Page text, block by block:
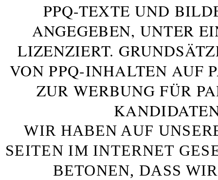
PPQ-TEXTE UND
ANGEGEBEN, UNTER
LIZENZIERT.
VON PPQ-INHALTEN AUF
ZUR WERBUNG FÜR
WIR HABEN AUF
SEITEN IM INTERNET
BETONEN, DASS